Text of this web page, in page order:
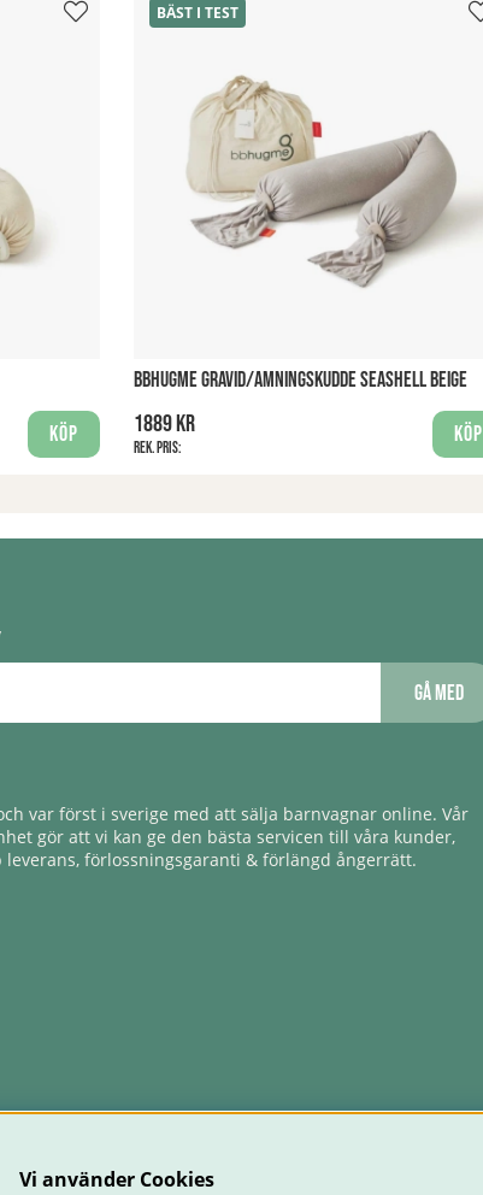
Köp
BÄST I TEST
BBHUGME GRAVID/AMNINGSKUDDE SEASHELL BEIGE
1889 kr
Rek. pris:
Köp
Gå med
var först i sverige med att sälja barnvagnar online. Vår
gör att vi kan ge den bästa servicen till våra kunder,
förlossningsgaranti & förlängd ångerrätt.
Vi använder Cookies